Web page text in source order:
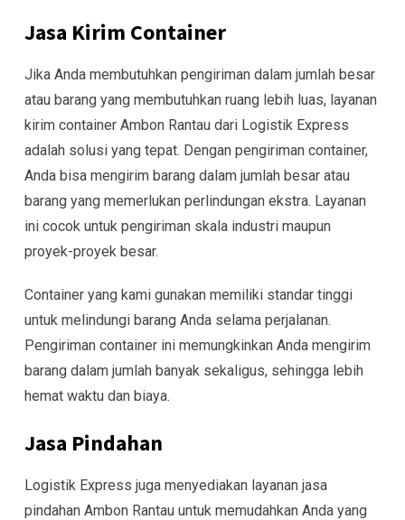
Jasa Kirim Container
Jika Anda membutuhkan pengiriman dalam jumlah besar
atau barang yang membutuhkan ruang lebih luas, layanan
kirim container Ambon Rantau dari Logistik Express
adalah solusi yang tepat. Dengan pengiriman container,
Anda bisa mengirim barang dalam jumlah besar atau
barang yang memerlukan perlindungan ekstra. Layanan
ini cocok untuk pengiriman skala industri maupun
proyek-proyek besar.
Container yang kami gunakan memiliki standar tinggi
untuk melindungi barang Anda selama perjalanan.
Pengiriman container ini memungkinkan Anda mengirim
barang dalam jumlah banyak sekaligus, sehingga lebih
hemat waktu dan biaya.
Jasa Pindahan
Logistik Express juga menyediakan layanan jasa
pindahan Ambon Rantau untuk memudahkan Anda yang